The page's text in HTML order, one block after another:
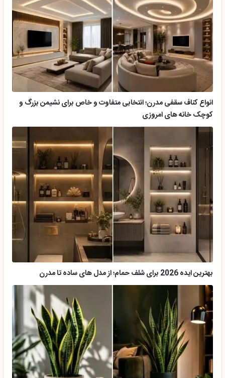
انواع کناف سقفی مدرن؛ انتخابی متفاوت و خاص برای نشیمن بزرگ و
کوچک خانه های امروزی
بهترین ایده 2026 برای شلف حمام؛ از مدل های ساده تا مدرن